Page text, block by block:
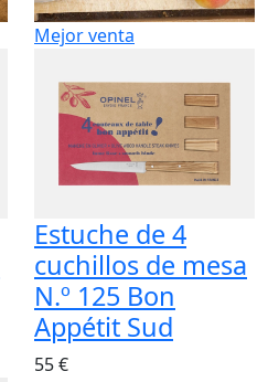
Mejor venta
Estuche de 4
cuchillos de mesa
N.º 125 Bon
Appétit Sud
55 €